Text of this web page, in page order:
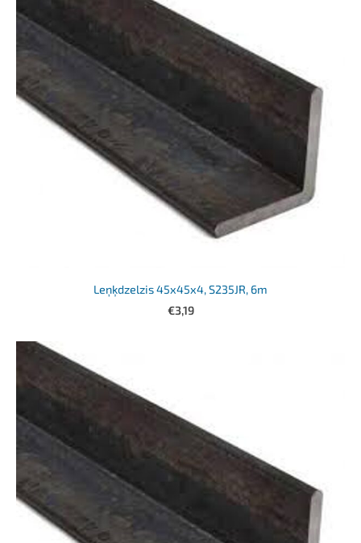
Leņķdzelzis 45x45x4, S235JR, 6m
€3,19